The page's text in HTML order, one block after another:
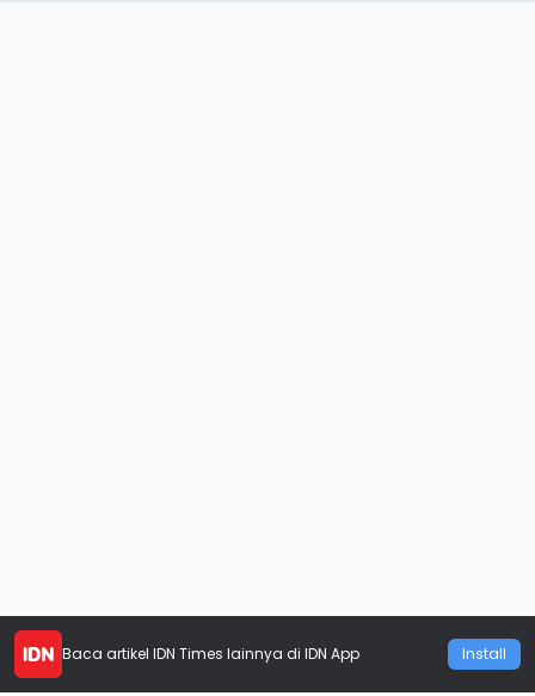
Baca artikel IDN Times lainnya di IDN App Install